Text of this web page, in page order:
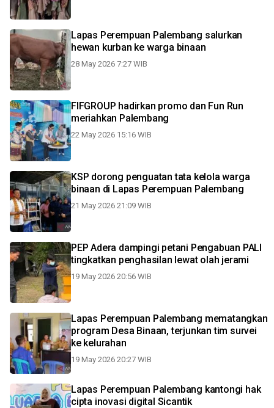
Lapas Perempuan Palembang salurkan
hewan kurban ke warga binaan
28 May 2026 7:27 WIB
FIFGROUP hadirkan promo dan Fun Run
meriahkan Palembang
22 May 2026 15:16 WIB
KSP dorong penguatan tata kelola warga
binaan di Lapas Perempuan Palembang
21 May 2026 21:09 WIB
PEP Adera dampingi petani Pengabuan PALI
tingkatkan penghasilan lewat olah jerami
19 May 2026 20:56 WIB
Lapas Perempuan Palembang mematangkan
program Desa Binaan, terjunkan tim survei
ke kelurahan
19 May 2026 20:27 WIB
Lapas Perempuan Palembang kantongi hak
cipta inovasi digital Sicantik